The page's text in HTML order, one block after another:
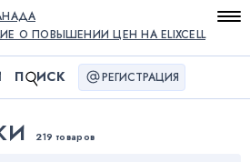
О ПОВЫШЕНИИ ЦЕН НА ELIXCELL
П ИСК РЕГИСТРАЦИЯ
219 товаров